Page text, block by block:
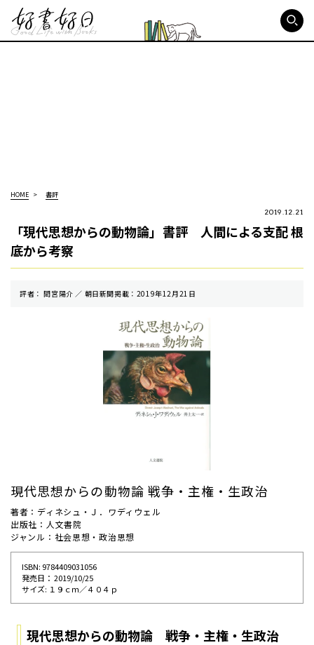
HOME 書評
2019.12.21
「現代思想からの動物論」書評 人間による支配 根
底から考察
評者： 間宮陽介 ／ 朝⽇新聞掲載：2019年12月21日
現代思想からの動物論 戦争・主権・生政治
著者：ディネシュ・Ｊ．ワディウェル
出版社：人文書院
ジャンル：社会思想・政治思想
ISBN: 9784409031056
発売⽇： 2019/10/25
サイズ: １９ｃｍ／４０４ｐ
現代思想からの動物論 戦争・主権・生政治